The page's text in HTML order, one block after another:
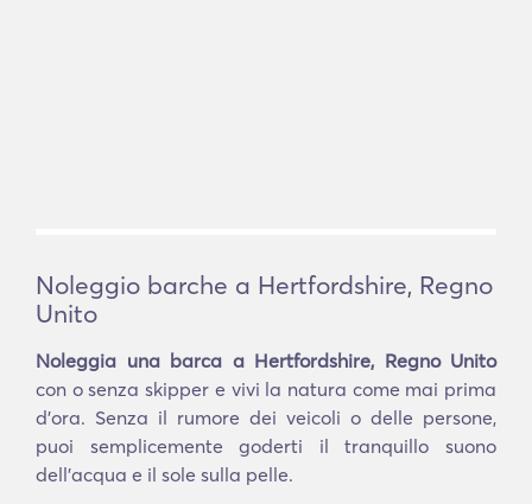
Noleggio barche a Hertfordshire, Regno
Unito
Noleggia una barca a Hertfordshire, Regno Unito
con o senza skipper e vivi la natura come mai prima
d'ora. Senza il rumore dei veicoli o delle persone,
puoi semplicemente goderti il tranquillo suono
dell'acqua e il sole sulla pelle.